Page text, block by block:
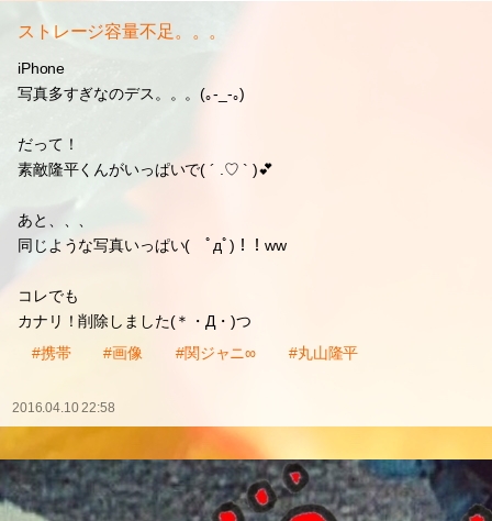
ストレージ容量不足。。。
iPhone
写真多すぎなのデス。。。(｡-_-｡)
だって！
素敵隆平くんがいっぱいで( ´ .♡ ` )💕
あと、、、
同じような写真いっぱい( ﾟдﾟ)！！ww
コレでも
カナリ！削除しました(＊・Д・)つ
#携帯
#画像 #関ジャニ∞ #丸山隆平
2016.04.10 22:58